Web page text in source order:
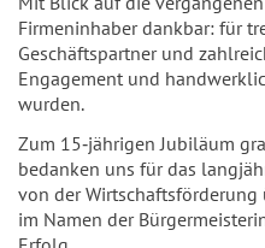
Firmeninhaber dankbar: für
Geschäftspartner und
Engagement und
wurden.
Zum 15‑jährigen Jubiläum
bedanken uns für das
von der
im Namen der